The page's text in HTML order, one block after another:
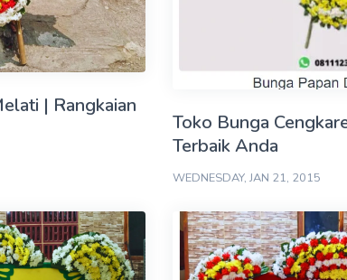
| Rangkaian
Toko Bunga
Terbaik Anda
WEDNESDAY, JAN 21, 2015